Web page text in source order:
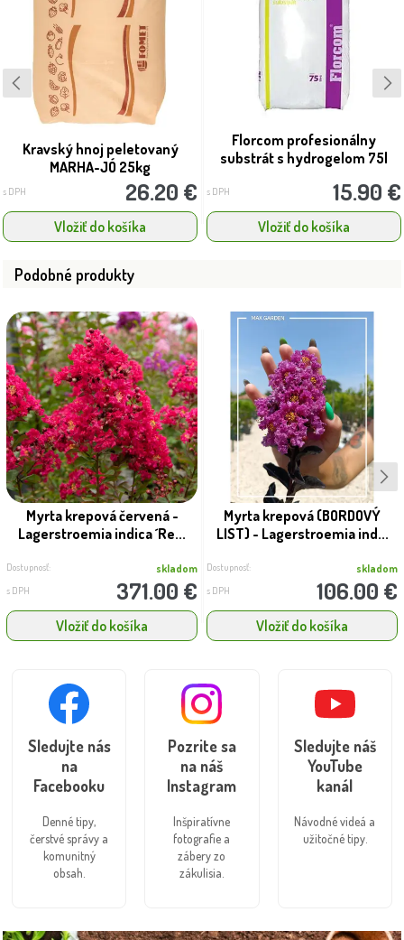
Kravský hnoj peletovaný
MARHA-JÓ 25kg
s DPH 26.20 €
Vložiť do košíka
Florcom profesionálny
substrát s hydrogelom 75l
s DPH 15.90 €
Vložiť do košíka
Podobné produkty
Myrta krepová červená -
Lagerstroemia indica ´Re...
Dostupnosť: skladom
s DPH 371.00 €
Vložiť do košíka
Myrta krepová (BORDOVÝ
LIST) - Lagerstroemia ind...
Dostupnosť: skladom
s DPH 106.00 €
Vložiť do košíka
Sledujte nás
na
Facebooku
Denné tipy,
čerstvé správy a
komunitný
obsah.
Pozrite sa
na náš
Instagram
Inšpiratívne
fotografie a
zábery zo
zákulisia.
Sledujte náš
YouTube
kanál
Návodné videá a
užitočné tipy.